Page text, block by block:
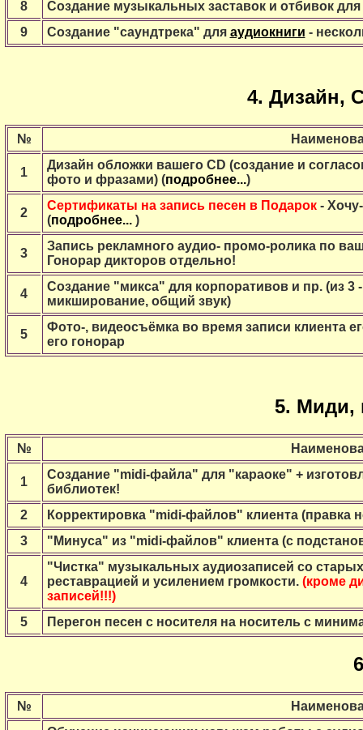
8
Создание музыкальных заставок и отбивокдля
9
Создание "саундтрека" для аудиокниги -
4. Дизайн,
№
1
Дизайн обложки вашего CD (создание и
фото и фразами) (подробнее...)
2
Сертификаты на запись песен в Подарок-
(подробнее...)
3
Запись рекламногоаудио- промо-роликапо
Гонорар дикторов отдельно!
4
Создание "микса" для корпоративови пр. (из 3
микширование, общий звук)
5
Фото-, видеосъёмка во время записи клиента
его гонорар
5. Миди,
№
1
Создание "midi-файла" для "караоке" +
библиотек!
2
Корректировка "midi-файлов" клиента (правка
3
"Минуса" из "midi-файлов" клиента (с
4
"Чистка" музыкальных аудиозаписей со
реставрацией и усилением громкости. (кроме
записей!!!)
5
Перегон песен с носителя на носитель с
№